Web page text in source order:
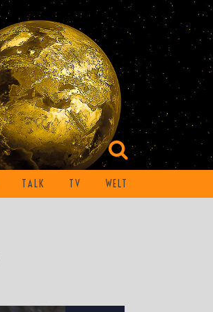
TALK TV WELT